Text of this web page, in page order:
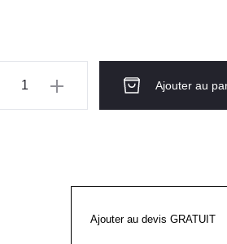
Ajouter au
Ajouter au devis GRATUIT